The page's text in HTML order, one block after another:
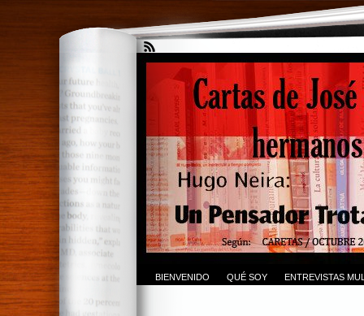
BIENVENIDO QUÉ SOY ENTREVISTAS